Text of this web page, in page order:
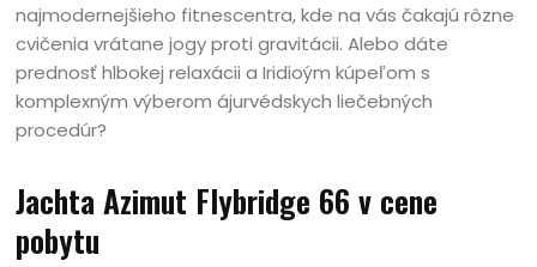
najmodernejšieho fitnescentra, kde na vás čakajú rôzne
cvičenia vrátane jogy proti gravitácii. Alebo dáte
prednosť hlbokej relaxácii a Iridioým kúpeľom s
komplexným výberom ájurvédskych liečebných
procedúr?
Jachta Azimut Flybridge 66 v cene
pobytu